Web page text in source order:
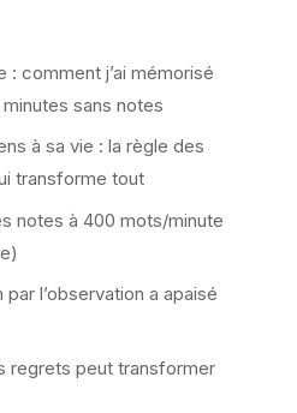
: comment j’ai mémorisé
sans notes
à sa vie : la règle des
transforme tout
notes à 400 mots/minute
l’observation a apaisé
regrets peut transformer